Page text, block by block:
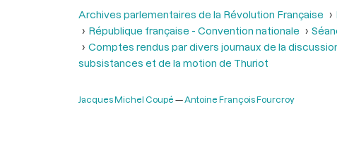
Archives parlementaires de la Révolution Française
République française - Convention nationale
Comptes rendus par divers journaux de la
subsistances et de la motion de Thuriot
Jacques Michel Coupé Antoine François Fourcroy